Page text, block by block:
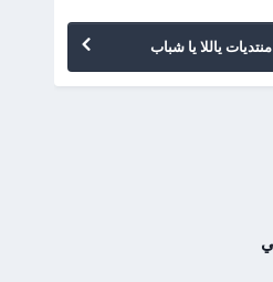
ياللا يا شباب